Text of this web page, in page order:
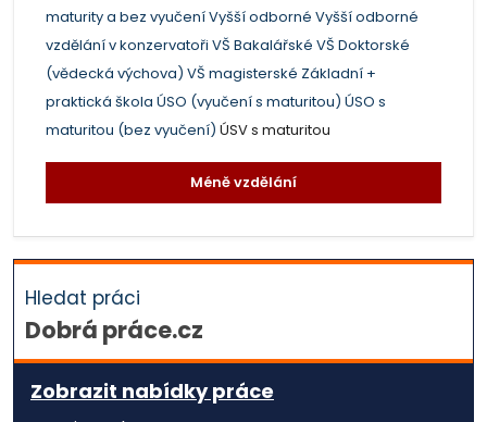
maturity a bez vyučeníVyšší odborné Vyšší odborné
vzdělání v konzervatoři VŠ Bakalářské VŠ Doktorské
(vědecká výchova) VŠ magisterské Základní +
praktická škola ÚSO (vyučení s maturitou) ÚSO s
maturitou (bez vyučení) ÚSV s maturitou
Méně vzdělání
Hledat práci
Dobrá práce.cz
Zobrazit nabídky práce